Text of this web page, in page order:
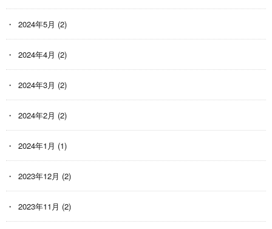
2024年5月 (2)
2024年4月 (2)
2024年3月 (2)
2024年2月 (2)
2024年1月 (1)
2023年12月 (2)
2023年11月 (2)